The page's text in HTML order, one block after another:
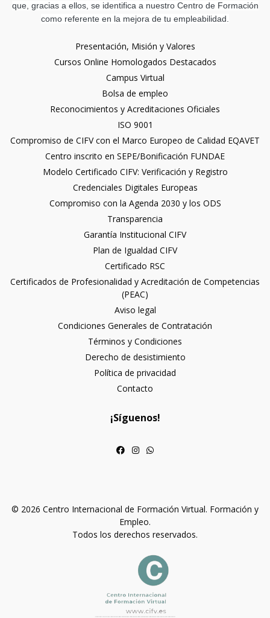
que, gracias a ellos, se identifica a nuestro Centro de Formación
como referente en la mejora de tu empleabilidad.
Presentación, Misión y Valores
Cursos Online Homologados Destacados
Campus Virtual
Bolsa de empleo
Reconocimientos y Acreditaciones Oficiales
ISO 9001
Compromiso de CIFV con el Marco Europeo de Calidad EQAVET
Centro inscrito en SEPE/Bonificación FUNDAE
Modelo Certificado CIFV: Verificación y Registro
Credenciales Digitales Europeas
Compromiso con la Agenda 2030 y los ODS
Transparencia
Garantía Institucional CIFV
Plan de Igualdad CIFV
Certificado RSC
Certificados de Profesionalidad y Acreditación de Competencias
(PEAC)
Aviso legal
Condiciones Generales de Contratación
Términos y Condiciones
Derecho de desistimiento
Política de privacidad
Contacto
¡Síguenos!
© 2026 Centro Internacional de Formación Virtual. Formación y
Empleo.
Todos los derechos reservados.